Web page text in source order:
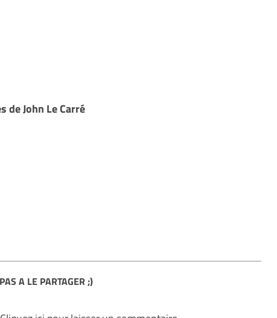
de John Le Carré
A LE PARTAGER ;)